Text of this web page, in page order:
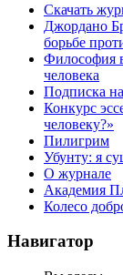
Скачать
Джордано
борьбе
Философия
человека
Подписка
Конкурс
человеку?»
Пилигрим
Убунту: я
О журнале
Академия
Колесо
Навигатор